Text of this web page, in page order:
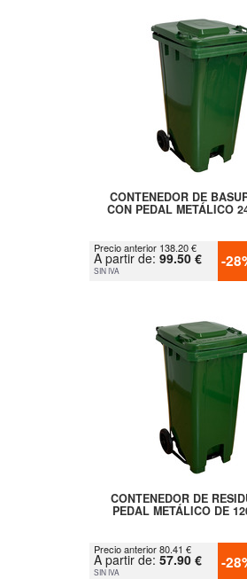
CONTENEDOR DE
CON PEDAL METÁLICO
Precio anterior 138.20 €
A partir de: 99.50 €
SIN IVA -
CONTENEDOR DE
PEDAL METÁLICO DE
Precio anterior 80.41 €
A partir de: 57.90 €
SIN IVA -